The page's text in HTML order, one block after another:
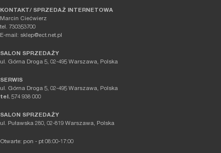
KONTAKT/ SPRZEDAŻ INTERNETOWA
Marcin Ciećwierz
tel. 730353700
E-mail: sklep@ect.net.pl
SALON SPRZEDAŻY
ul. Górna Droga 5, 02-495 Warszawa, Polska
SERWIS
ul. Górna Droga 5, 02-495 Warszawa, Polska
tel. 574 938 000
SALON SPRZEDAŻY
ul. Puławska 280, 02-819 Warszawa, Polska
Otwarte: pon - pt 08:00-17:00